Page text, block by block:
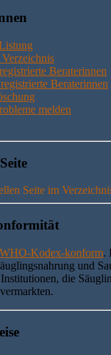
Beraterinnen
Beraterinnen
melden
WHO-Kodex-kon­form.
und
die